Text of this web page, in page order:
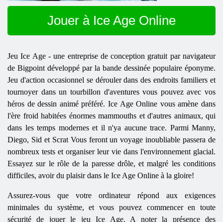
Jouer à Ice Age Online
Jeu Ice Age - une entreprise de conception gratuit par navigateur
de Bigpoint développé par la bande dessinée populaire éponyme.
Jeu d'action occasionnel se dérouler dans des endroits familiers et
tournoyer dans un tourbillon d'aventures vous pouvez avec vos
héros de dessin animé préféré. Ice Age Online vous amène dans
l'ère froid habitées énormes mammouths et d'autres animaux, qui
dans les temps modernes et il n'ya aucune trace. Parmi Manny,
Diego, Sid et Scrat Vous feront un voyage inoubliable passera de
nombreux tests et organiser leur vie dans l'environnement glacial.
Essayez sur le rôle de la paresse drôle, et malgré les conditions
difficiles, avoir du plaisir dans le Ice Age Online à la gloire!
Assurez-vous que votre ordinateur répond aux exigences
minimales du système, et vous pouvez commencer en toute
sécurité de jouer le jeu Ice Age. A noter la présence des